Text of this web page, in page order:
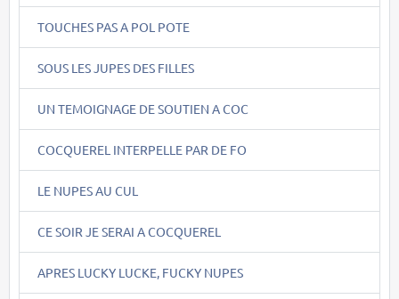
TOUCHES PAS A POL POTE
SOUS LES JUPES DES FILLES
UN TEMOIGNAGE DE SOUTIEN A COC
COCQUEREL INTERPELLE PAR DE FO
LE NUPES AU CUL
CE SOIR JE SERAI A COCQUEREL
APRES LUCKY LUCKE, FUCKY NUPES